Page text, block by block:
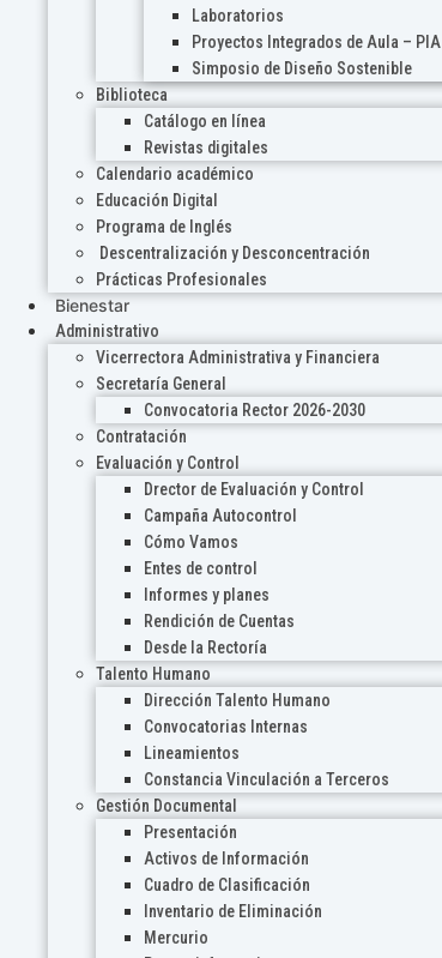
Laboratorios
Proyectos Integrados de Aula – PIA
Simposio de Diseño Sostenible
Biblioteca
Catálogo en línea
Revistas digitales
Calendario académico
Educación Digital
Programa de Inglés
Descentralización y Desconcentración
Prácticas Profesionales
Bienestar
Administrativo
Vicerrectora Administrativa y Financiera
Secretaría General
Convocatoria Rector 2026-2030
Contratación
Evaluación y Control
Drector de Evaluación y Control
Campaña Autocontrol
Cómo Vamos
Entes de control
Informes y planes
Rendición de Cuentas
Desde la Rectoría
Talento Humano
Dirección Talento Humano
Convocatorias Internas
Lineamientos
Constancia Vinculación a Terceros
Gestión Documental
Presentación
Activos de Información
Cuadro de Clasificación
Inventario de Eliminación
Mercurio